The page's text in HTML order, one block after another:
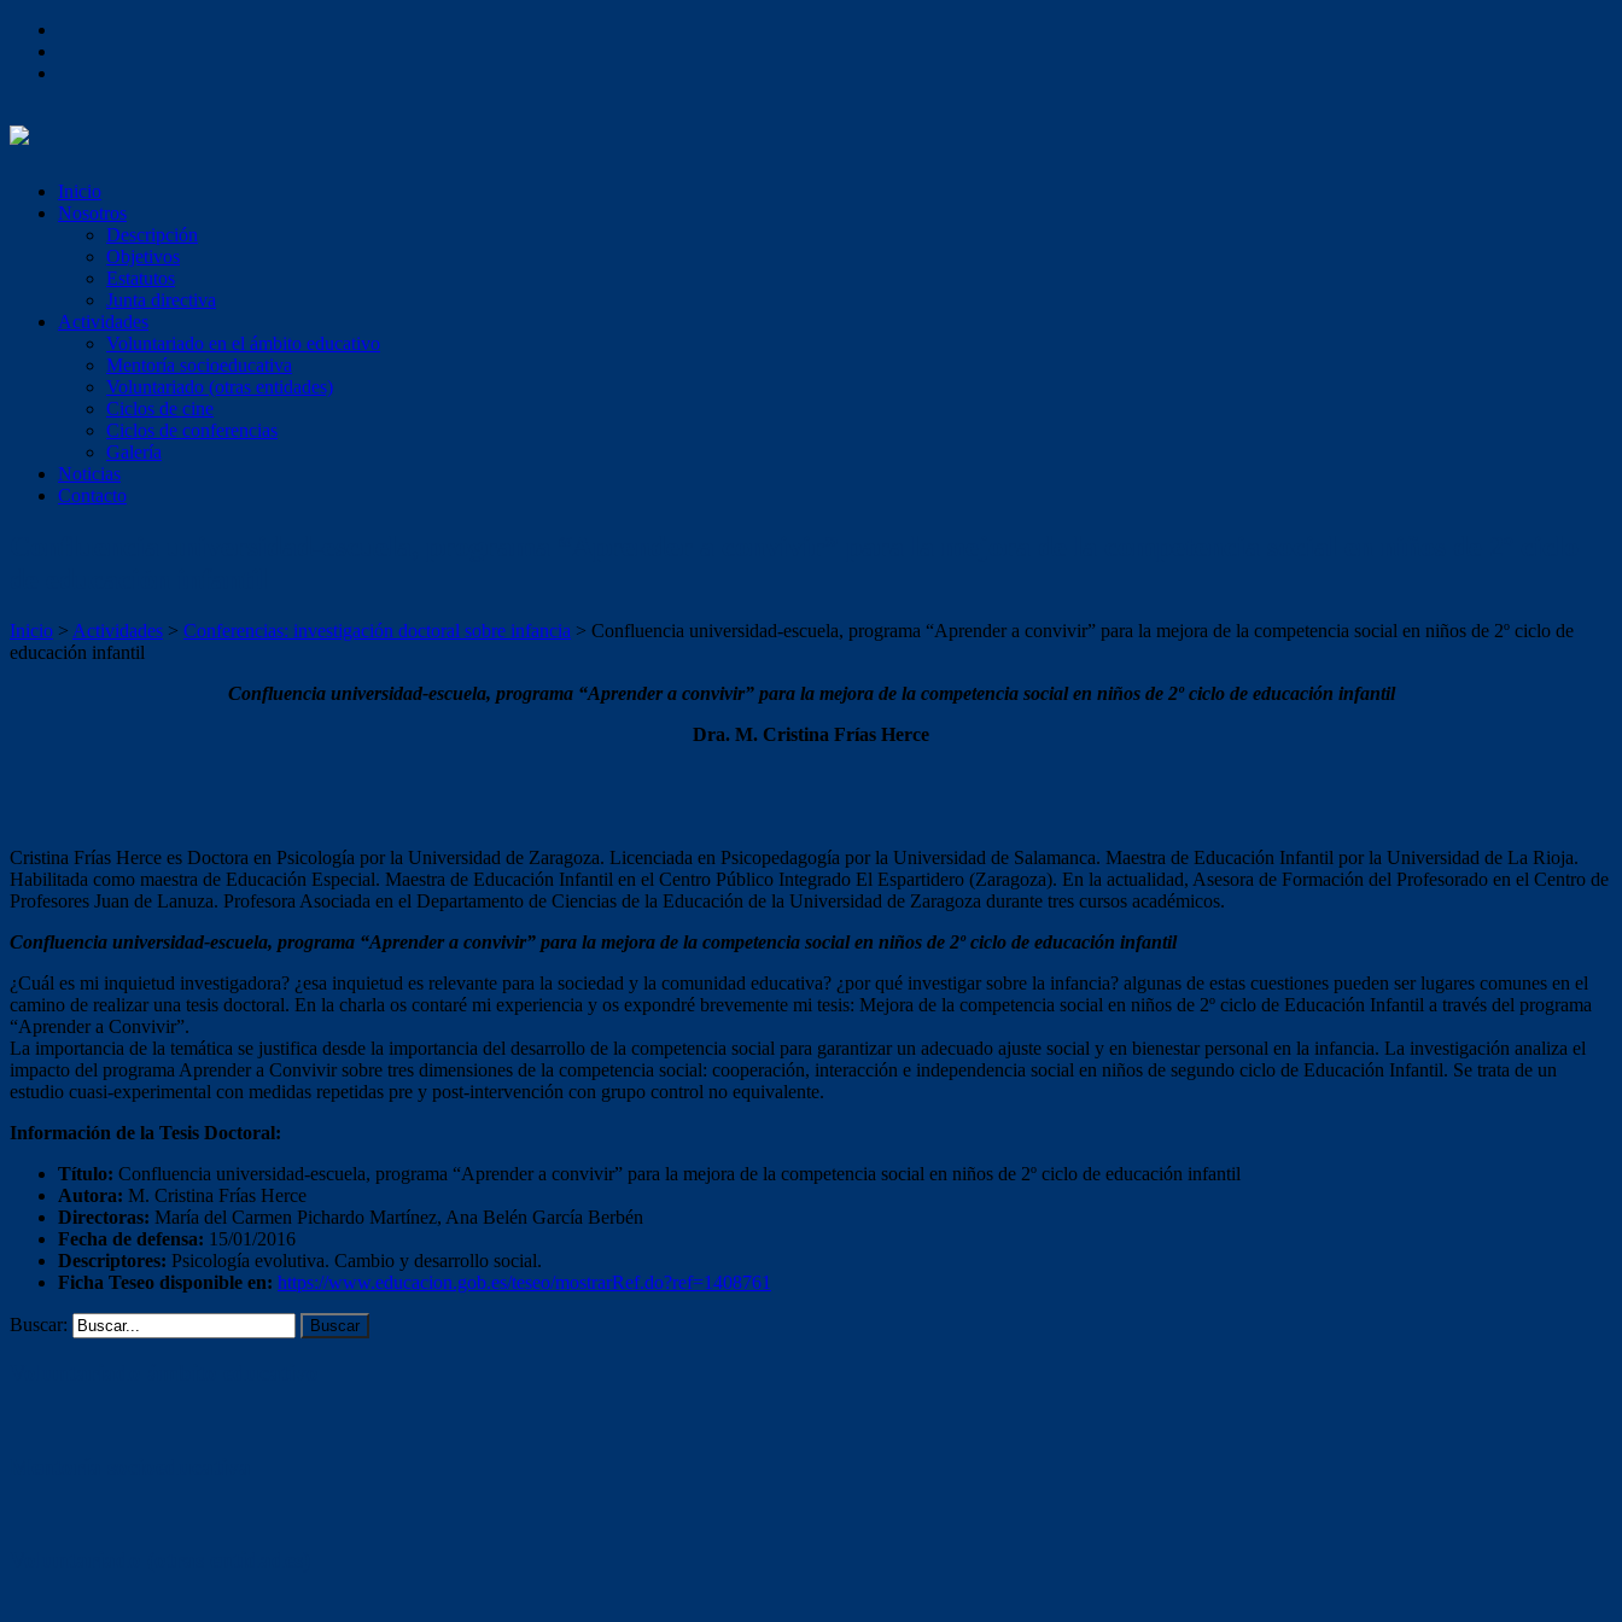
Inicio
Nosotros
Descripción
Objetivos
Estatutos
Junta directiva
Actividades
Voluntariado en el ámbito educativo
Mentoría socioeducativa
Voluntariado (otras entidades)
Ciclos de cine
Ciclos de conferencias
Galería
Noticias
Contacto
Inicio > Actividades > Conferencias: investigación doctoral sobre infancia > Confluencia universidad-escuela, programa “Aprender a convivir” para la mejora de la competencia social en niños de 2º ciclo de
educación infantil
Confluencia universidad-escuela, programa “Aprender a convivir” para la mejora de la competencia social en niños de 2º ciclo de educación infantil
Dra. M. Cristina Frías Herce
Cristina Frías Herce es Doctora en Psicología por la Universidad de Zaragoza. Licenciada en Psicopedagogía por la Universidad de Salamanca. Maestra de Educación Infantil por la Universidad de La Rioja.
Habilitada como maestra de Educación Especial. Maestra de Educación Infantil en el Centro Público Integrado El Espartidero (Zaragoza). En la actualidad, Asesora de Formación del Profesorado en el Centro de
Profesores Juan de Lanuza. Profesora Asociada en el Departamento de Ciencias de la Educación de la Universidad de Zaragoza durante tres cursos académicos.
Confluencia universidad-escuela, programa “Aprender a convivir” para la mejora de la competencia social en niños de 2º ciclo de educación infantil
¿Cuál es mi inquietud investigadora? ¿esa inquietud es relevante para la sociedad y la comunidad educativa? ¿por qué investigar sobre la infancia? algunas de estas cuestiones pueden ser lugares comunes en el
camino de realizar una tesis doctoral. En la charla os contaré mi experiencia y os expondré brevemente mi tesis: Mejora de la competencia social en niños de 2º ciclo de Educación Infantil a través del programa
“Aprender a Convivir”.
La importancia de la temática se justifica desde la importancia del desarrollo de la competencia social para garantizar un adecuado ajuste social y en bienestar personal en la infancia. La investigación analiza el
impacto del programa Aprender a Convivir sobre tres dimensiones de la competencia social: cooperación, interacción e independencia social en niños de segundo ciclo de Educación Infantil. Se trata de un
estudio cuasi-experimental con medidas repetidas pre y post-intervención con grupo control no equivalente.
Información de la Tesis Doctoral:
Título: Confluencia universidad-escuela, programa “Aprender a convivir” para la mejora de la competencia social en niños de 2º ciclo de educación infantil
Autora: M. Cristina Frías Herce
Directoras: María del Carmen Pichardo Martínez, Ana Belén García Berbén
Fecha de defensa: 15/01/2016
Descriptores: Psicología evolutiva. Cambio y desarrollo social.
Ficha Teseo disponible en: https://www.educacion.gob.es/teseo/mostrarRef.do?ref=1408761
Buscar: